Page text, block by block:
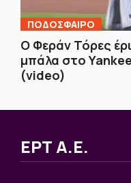
ΠΟΔΟΣΦΑΙΡΟ
Ο Φεράν Τόρες
μπάλα στο
(video)
ΕΡΤ Α.Ε.